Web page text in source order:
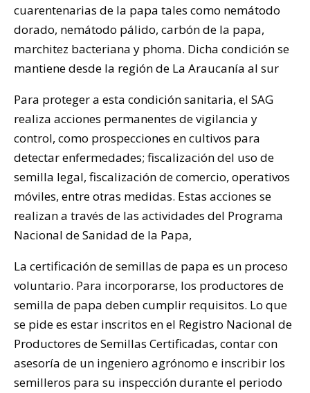
cuarentenarias de la papa tales como nemátodo
dorado, nemátodo pálido, carbón de la papa,
marchitez bacteriana y phoma. Dicha condición se
mantiene desde la región de La Araucanía al sur
Para proteger a esta condición sanitaria, el SAG
realiza acciones permanentes de vigilancia y
control, como prospecciones en cultivos para
detectar enfermedades; fiscalización del uso de
semilla legal, fiscalización de comercio, operativos
móviles, entre otras medidas. Estas acciones se
realizan a través de las actividades del Programa
Nacional de Sanidad de la Papa,
La certificación de semillas de papa es un proceso
voluntario. Para incorporarse, los productores de
semilla de papa deben cumplir requisitos. Lo que
se pide es estar inscritos en el Registro Nacional de
Productores de Semillas Certificadas, contar con
asesoría de un ingeniero agrónomo e inscribir los
semilleros para su inspección durante el periodo